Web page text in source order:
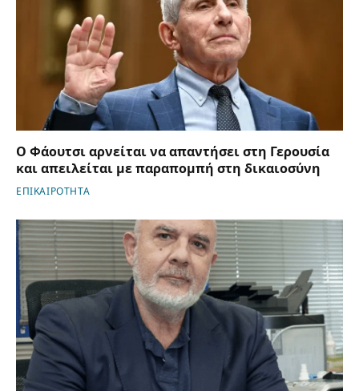
Ο Φάουτσι αρνείται να απαντήσει στη Γερουσία
και απειλείται με παραπομπή στη δικαιοσύνη
ΕΠΙΚΑΙΡΟΤΗΤΑ